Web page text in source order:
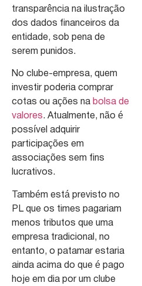
transparência na ilustração
dos dados financeiros da
entidade, sob pena de
serem punidos.
No clube-empresa, quem
investir poderia comprar
cotas ou ações na bolsa de
valores. Atualmente, não é
possível adquirir
participações em
associações sem fins
lucrativos.
Também está previsto no
PL que os times pagariam
menos tributos que uma
empresa tradicional, no
entanto, o patamar estaria
ainda acima do que é pago
hoje em dia por um clube